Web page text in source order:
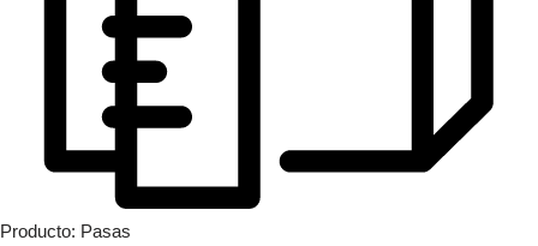
Producto: Pasas